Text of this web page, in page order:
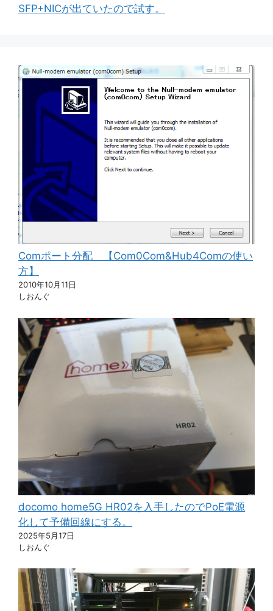
SFP+NICが出ていたので試す。
Comポート分配 【Com0Com&Hub4Comの使い
方】
2010年10月11日
しおんぐ
docomo home5G HR02を入手したのでPoE電源
化して予備回線にする。
2025年5月17日
しおんぐ